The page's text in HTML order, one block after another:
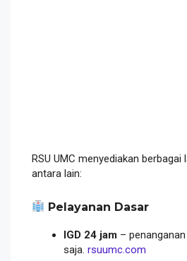
RSU UMC menyediakan berbagai
antara lain:
Pelayanan Dasar
IGD 24 jam –
saja. rsuumc.com